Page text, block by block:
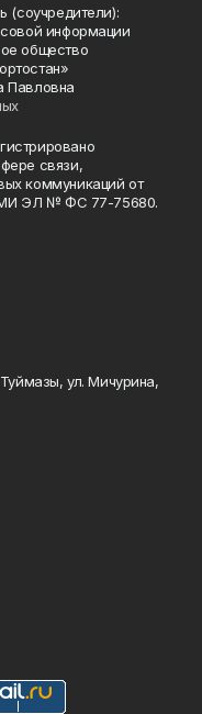
(соучредители):
информации
общество
Павловна
связи,
коммуникаций от
ЭЛ № ФС 77-75680.
ул. Мичурина,